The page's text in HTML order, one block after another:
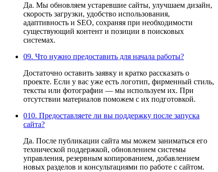
Да. Мы обновляем устаревшие сайты, улучшаем дизайн,
скорость загрузки, удобство использования,
адаптивность и SEO, сохраняя при необходимости
существующий контент и позиции в поисковых
системах.
09. Что нужно предоставить для начала работы?
Достаточно оставить заявку и кратко рассказать о
проекте. Если у вас уже есть логотип, фирменный стиль,
тексты или фотографии — мы используем их. При
отсутствии материалов поможем с их подготовкой.
010. Предоставляете ли вы поддержку после запуска
сайта?
Да. После публикации сайта мы можем заниматься его
технической поддержкой, обновлением системы
управления, резервным копированием, добавлением
новых разделов и консультациями по работе с сайтом.